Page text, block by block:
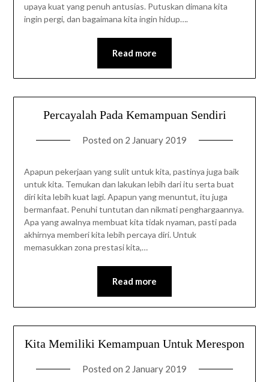
upaya kuat yang penuh antusias. Putuskan dimana kita
ingin pergi, dan bagaimana kita ingin hidup….
Read more
Percayalah Pada Kemampuan Sendiri
Posted on 2 January 2019
Apapun pekerjaan yang sulit untuk kita, pastinya juga baik
untuk kita. Temukan dan lakukan lebih dari itu serta buat
diri kita lebih kuat lagi. Apapun yang menuntut, itu juga
bermanfaat. Penuhi tuntutan dan nikmati penghargaannya.
Apa yang awalnya membuat kita tidak nyaman, pasti pada
akhirnya memberi kita lebih percaya diri. Untuk
memasukkan zona prestasi kita,…
Read more
Kita Memiliki Kemampuan Untuk Merespon
Posted on 2 January 2019